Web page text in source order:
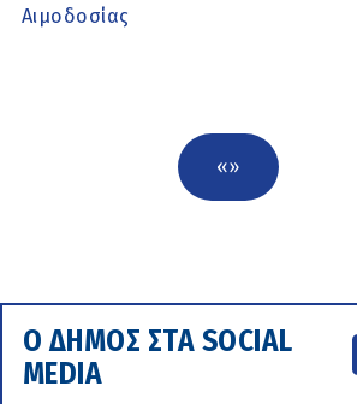
Αιμοδοσίας
«»
Ο ΔΗΜΟΣ ΣΤΑ SOCIAL
MEDIA